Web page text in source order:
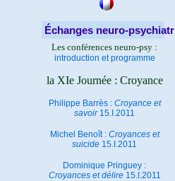
Échanges neuro-
Les conférences neuro-psy :
introduction et programme
la XIe Journée : Croyance
Philippe Barrès : Croyance et
savoir15.I.2011
Michel Benoît : Croyances et
suicide 15.I.2011
Dominique Pringuey :
Croyances et délire15.I.2011